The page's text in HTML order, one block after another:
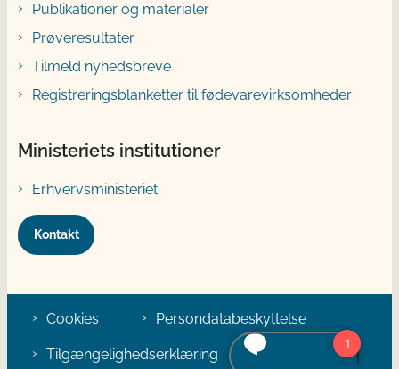
Publikationer og materialer
Prøveresultater
Tilmeld nyhedsbreve
Registreringsblanketter til fødevarevirksomheder
Ministeriets institutioner
Erhvervsministeriet
Kontakt
Cookies Persondatabeskyttelse
Tilgængelighedserklæring